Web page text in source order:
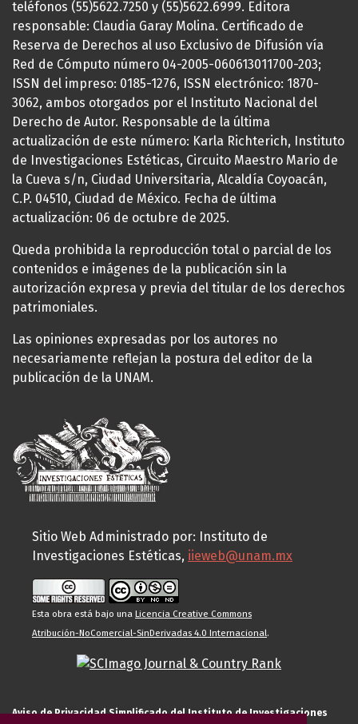
teléfonos (55)5622.7250 y (55)5622.6999. Editora
responsable: Claudia Garay Molina. Certificado de
Reserva de Derechos al uso Exclusivo de Difusión vía
Red de Cómputo número 04-2005-060613011700-203;
ISSN del impreso: 0185-1276, ISSN electrónico: 1870-
3062, ambos otorgados por el Instituto Nacional del
Derecho de Autor. Responsable de la última
actualización de este número: Karla Richterich, Instituto
de Investigaciones Estéticas, Circuito Maestro Mario de
la Cueva s/n, Ciudad Universitaria, Alcaldía Coyoacán,
C.P. 04510, Ciudad de México. Fecha de última
actualización: 06 de octubre de 2025.
Queda prohibida la reproducción total o parcial de los
contenidos e imágenes de la publicación sin la
autorización expresa y previa del titular de los derechos
patrimoniales.
Las opiniones expresadas por los autores no
necesariamente reflejan la postura del editor de la
publicación de la UNAM.
Sitio Web Administrado por: Instituto de
Investigaciones Estéticas, iieweb@unam.mx
Esta obra está bajo una Licencia Creative Commons
Atribución-NoComercial-SinDerivadas 4.0 Internacional.
Aviso de Privacidad Simplificado del Instituto de Investigaciones